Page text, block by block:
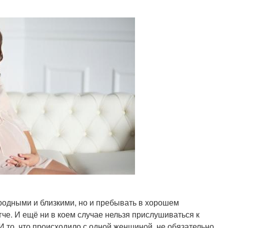
и близкими, но и пребывать в хорошем
И ещё ни в коем случае нельзя прислушиваться к